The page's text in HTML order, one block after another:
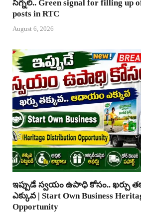
సిగ్నల్.. Green signal for filling up
posts in RTC
August 6, 2026
ఇప్పుడే స్వయం ఉపాధి కోసం.. ఖర్చు
ఎక్కువ | Start Own Business
Opportunity